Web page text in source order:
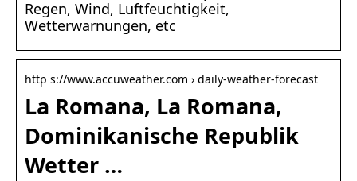
Regen, Wind, Luftfeuchtigkeit,
Wetterwarnungen, etc
http s://www.accuweather.com › daily-weather-forecast
La Romana, La Romana,
Dominikanische Republik
Wetter …